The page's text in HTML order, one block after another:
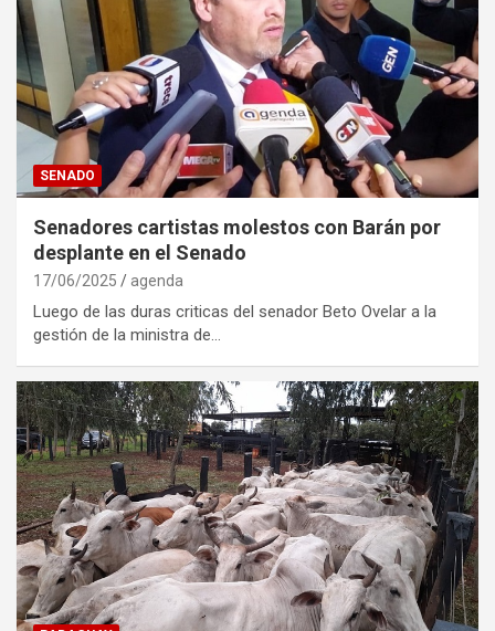
SENADO
Senadores cartistas molestos con Barán por
desplante en el Senado
17/06/2025 agenda
Luego de las duras criticas del senador Beto Ovelar a la
gestión de la ministra de…